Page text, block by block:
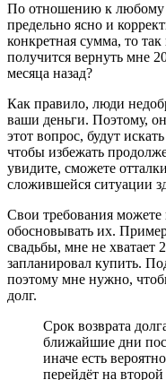
По отношению к любому
предельно ясно и
конкретная сумма, то
получится вернуть мне
месяца назад?
Как правило, люди
ваши деньги. Поэтому,
этот вопрос, будут
чтобы избежать
увидите, сможете
сложившейся ситуации
Свои требования можете
обосновывать их.
свадьбы, мне не хватает
запланировал купить.
поэтому мне нужно,
долг.
Срок возврата
ближайшие дни
иначе есть
перейдёт на второй